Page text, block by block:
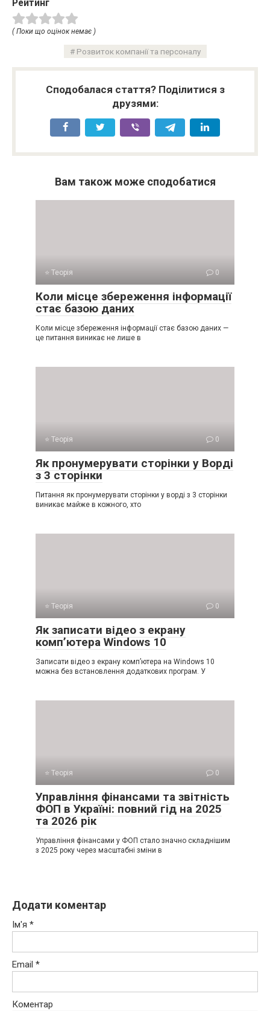
Рейтинг
( Поки що оцінок немає )
Розвиток компанії та персоналу
Сподобалася стаття? Поділитися з
друзями:
Вам також може сподобатися
⭐ Теорія 0
Коли місце збереження інформації
стає базою даних
Коли місце збереження інформації стає базою даних —
це питання виникає не лише в
⭐ Теорія 0
Як пронумерувати сторінки у Ворді
з 3 сторінки
Питання як пронумерувати сторінки у ворді з 3 сторінки
виникає майже в кожного, хто
⭐ Теорія 0
Як записати відео з екрану
комп’ютера Windows 10
Записати відео з екрану комп’ютера на Windows 10
можна без встановлення додаткових програм. У
⭐ Теорія 0
Управління фінансами та звітність
ФОП в Україні: повний гід на 2025
та 2026 рік
Управління фінансами у ФОП стало значно складнішим
з 2025 року через масштабні зміни в
Додати коментар
Ім'я *
Email *
Коментар